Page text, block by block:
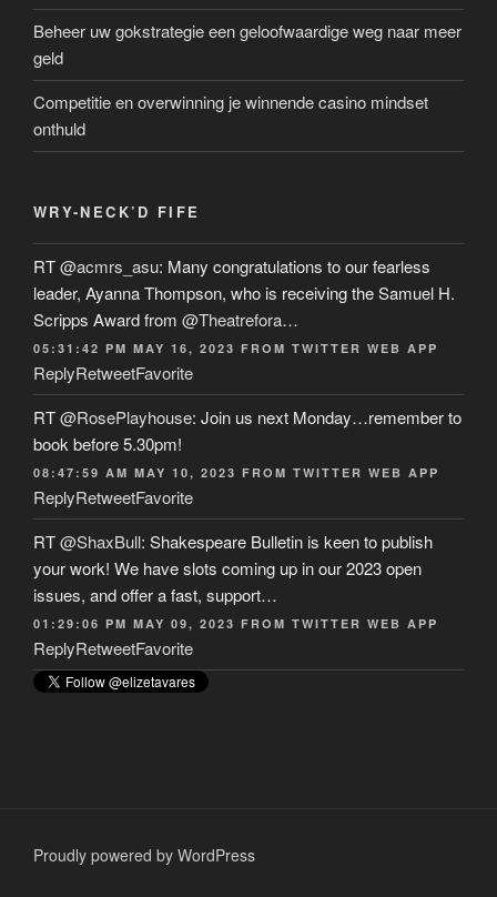
Beheer uw gokstrategie een geloofwaardige weg naar meer
geld
Competitie en overwinning je winnende casino mindset
onthuld
WRY-NECK’D FIFE
RT@acmrs_asu: Many congratulations to our fearless
leader, Ayanna Thompson, who is receiving the Samuel H.
Scripps Award from @Theatrefora…
05:31:42 PM MAY 16, 2023 FROM TWITTER WEB APP
ReplyRetweetFavorite
RT@RosePlayhouse: Join us next Monday…remember to
book before 5.30pm!
08:47:59 AM MAY 10, 2023 FROM TWITTER WEB APP
ReplyRetweetFavorite
RT@ShaxBull: Shakespeare Bulletin is keen to publish
your work! We have slots coming up in our 2023 open
issues, and offer a fast, support…
01:29:06 PM MAY 09, 2023 FROM TWITTER WEB APP
ReplyRetweetFavorite
Proudly powered by WordPress